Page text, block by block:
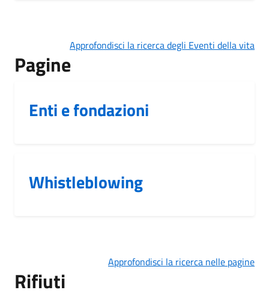
Approfondisci la ricerca degli Eventi della vita
Pagine
Enti e fondazioni
Whistleblowing
Approfondisci la ricerca nelle pagine
Rifiuti